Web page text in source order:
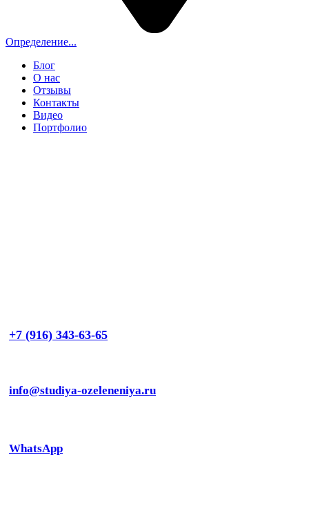
Определение...
Блог
О нас
Отзывы
Контакты
Видео
Портфолио
+7 (916) 343-63-65
info@studiya-ozeleneniya.ru
WhatsApp